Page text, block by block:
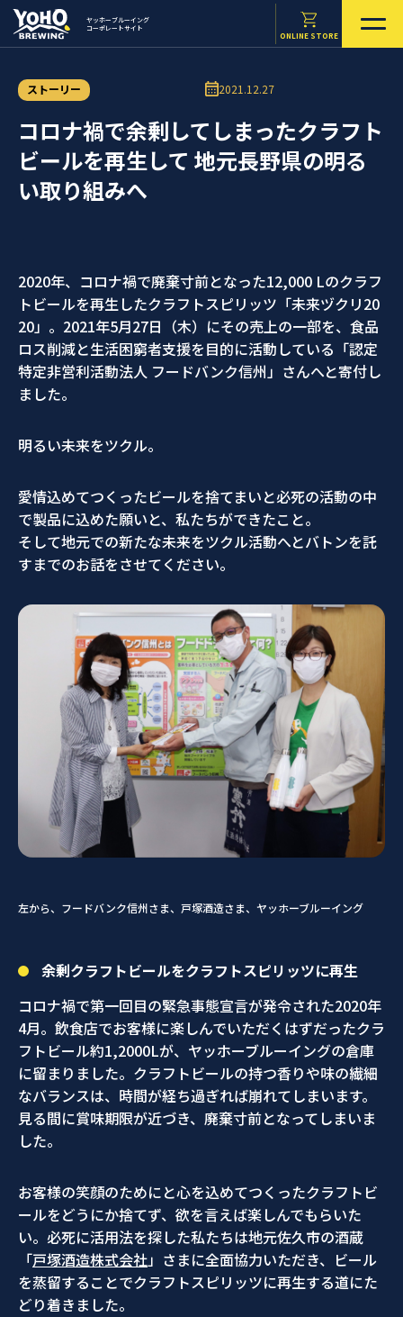
ヤッホーブルーイング
コーポレートサイト
ONLINE STORE
ストーリー 2021.12.27
コロナ禍で余剰してしまったクラフト
ビールを再生して 地元長野県の明る
い取り組みへ
2020年、コロナ禍で廃棄寸前となった12,000 Lのクラフ
トビールを再生したクラフトスピリッツ「未来ヅクリ20
20」。2021年5月27日（木）にその売上の一部を、食品
ロス削減と生活困窮者支援を目的に活動している「認定
特定非営利活動法人 フードバンク信州」さんへと寄付し
ました。
明るい未来をツクル。
愛情込めてつくったビールを捨てまいと必死の活動の中
で製品に込めた願いと、私たちができたこと。
そして地元での新たな未来をツクル活動へとバトンを託
すまでのお話をさせてください。
左から、フードバンク信州さま、戸塚酒造さま、ヤッホーブルーイング
余剰クラフトビールをクラフトスピリッツに再生
コロナ禍で第一回目の緊急事態宣言が発令された2020年
4月。飲食店でお客様に楽しんでいただくはずだったクラ
フトビール約1,2000Lが、ヤッホーブルーイングの倉庫
に留まりました。クラフトビールの持つ香りや味の繊細
なバランスは、時間が経ち過ぎれば崩れてしまいます。
見る間に賞味期限が近づき、廃棄寸前となってしまいま
した。
お客様の笑顔のためにと心を込めてつくったクラフトビ
ールをどうにか捨てず、欲を言えば楽しんでもらいた
い。必死に活用法を探した私たちは地元佐久市の酒蔵
「戸塚酒造株式会社」さまに全面協力いただき、ビール
を蒸留することでクラフトスピリッツに再生する道にた
どり着きました。